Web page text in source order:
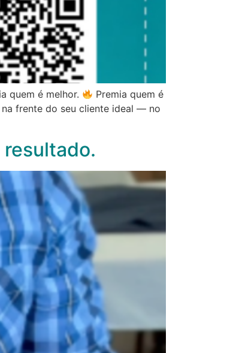
quem é melhor.
Premia quem é
na frente do seu cliente ideal — no